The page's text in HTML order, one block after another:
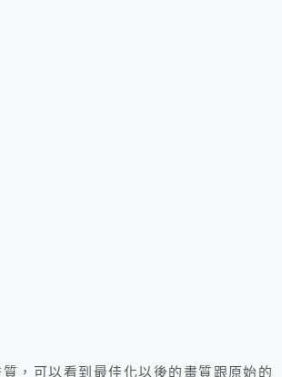
，可以看到最佳化以後的畫質跟原始的